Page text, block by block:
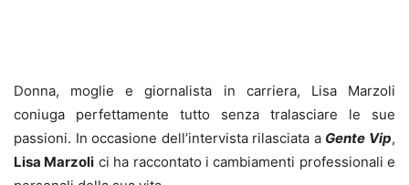
Donna, moglie e giornalista in carriera, Lisa Marzoli
coniuga perfettamente tutto senza tralasciare le sue
passioni. In occasione dell’intervista rilasciata a Gente Vip,
Lisa Marzoli ci ha raccontato i cambiamenti professionali e